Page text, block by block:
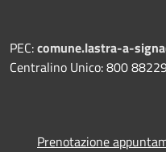
PEC:comune.lastra-a-
Centralino Unico: 800
Prenotazione